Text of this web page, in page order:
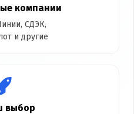
компании
СДЭК,
и другие
выбор